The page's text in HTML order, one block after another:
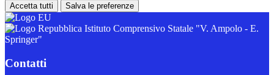
Accetta tutti Salva le preferenze
Istituto Comprensivo Statale "V. Ampolo - E.
Springer"
Contatti